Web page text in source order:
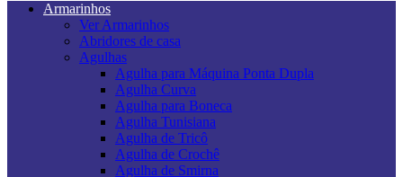
Armarinhos
Ver Armarinhos
Abridores de casa
Agulhas
Agulha para Máquina Ponta Dupla
Agulha Curva
Agulha para Boneca
Agulha Tunisiana
Agulha de Tricô
Agulha de Crochê
Agulha de Smirna